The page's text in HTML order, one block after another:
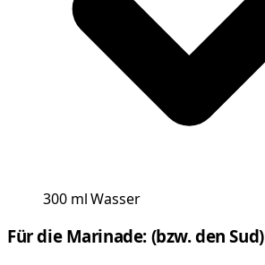
300 mlWasser
Für die Marinade: (bzw. den Sud)